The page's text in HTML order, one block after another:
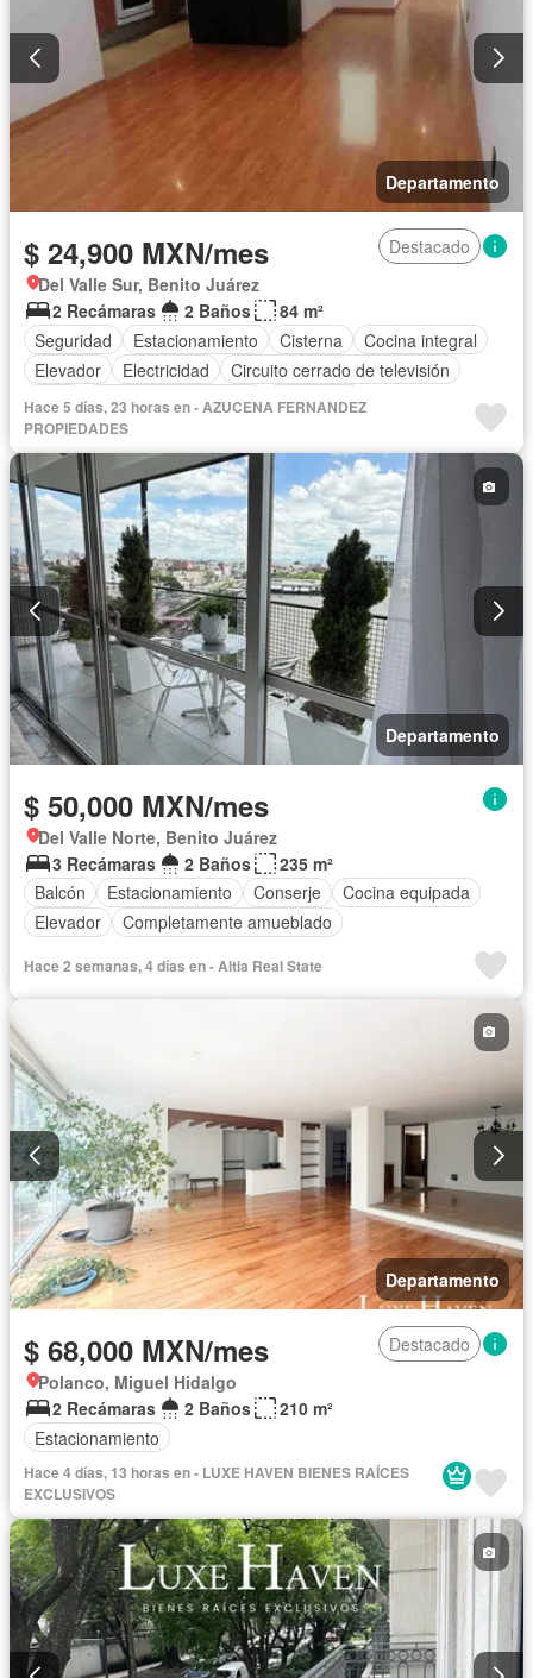
Departamento
$ 24,900 MXN/mes
Destacado
Del Valle Sur, Benito Juárez
2 Recámaras
2 Baños
84 m²
Seguridad
Estacionamiento Cisterna
Cocina integral
Elevador
Electricidad
Circuito cerrado de televisión
Agua
Recámara con closet
Despacho
Permite mascotas
Hace 5 días, 23 horas en - AZUCENA FERNANDEZ
PROPIEDADES
Departamento
$ 50,000 MXN/mes
Del Valle Norte, Benito Juárez
3 Recámaras
2 Baños
235 m²
Balcón
Estacionamiento Conserje
Cocina equipada
Elevador
Completamente amueblado
Hace 2 semanas, 4 días en - Altia Real State
Departamento
$ 68,000 MXN/mes
Destacado
Polanco, Miguel Hidalgo
2 Recámaras
2 Baños
210 m²
Estacionamiento
Hace 4 días, 13 horas en - LUXE HAVEN BIENES RAÍCES
EXCLUSIVOS